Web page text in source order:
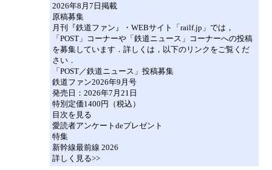
2026年8月7日掲載
原稿募集
月刊『鉄道ファン』・WEBサイト「railf.jp」では，
「POST」コーナーや「鉄道ニュース」コーナーへの投稿
を募集しています．詳しくは，以下のリンクをご覧くだ
さい．
「POST／鉄道ニュース」投稿募集
鉄道ファン2026年9月号
発売日：2026年7月21日
特別定価1400円（税込）
目次を見る
愛読者アンケートdeプレゼント
特集
新幹線最前線 2026
詳しく見る>>